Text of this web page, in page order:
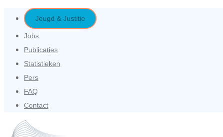
Overslaan
Second
navigation
Jeugd & Justitie
Jobs
Publicaties
Statistieken
Pers
FAQ
Contact